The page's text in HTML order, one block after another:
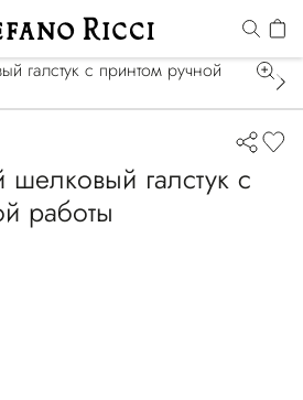
галстук с
работы